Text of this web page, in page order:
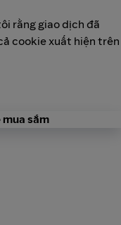
rằng giao dịch đã
cookie xuất hiện trên
sắm